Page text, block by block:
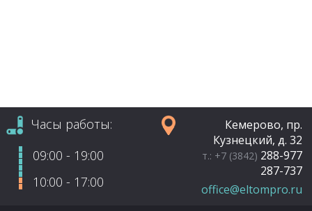
Часы работы:
09:00 - 19:00
10:00 - 17:00
Кемерово, пр.
Кузнецкий, д. 32
т.: +7 (3842) 288-977
287-737
office@eltompro.ru